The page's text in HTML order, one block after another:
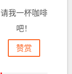
请我一杯咖啡
吧！
赞赏